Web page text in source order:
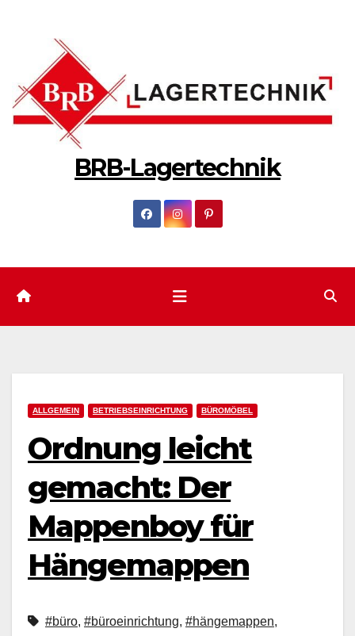
BRB-Lagertechnik
ALLGEMEIN BETRIEBSEINRICHTUNG BÜROMÖBEL
Ordnung leicht
gemacht: Der
Mappenboy für
Hängemappen
#büro, #büroeinrichtung, #hängemappen,